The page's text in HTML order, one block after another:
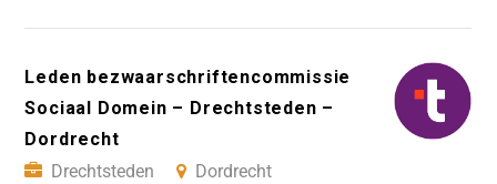
Leden bezwaarschriftencommissie
Sociaal Domein – Drechtsteden –
Dordrecht
Drechtsteden
Dordrecht